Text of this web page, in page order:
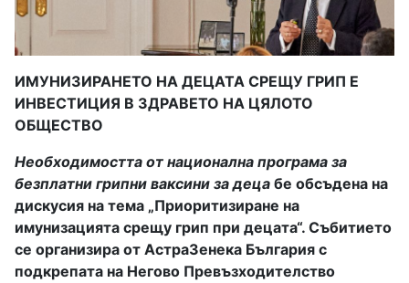
ИМУНИЗИРАНЕТО НА ДЕЦАТА СРЕЩУ ГРИП Е
ИНВЕСТИЦИЯ В ЗДРАВЕТО НА ЦЯЛОТО
ОБЩЕСТВО
Необходимостта от национална програма за
безплатни грипни ваксини за деца бе обсъдена на
дискусия на тема „Приоритизиране на
имунизацията срещу грип при децата“. Събитието
се организира от АстраЗенека България с
подкрепата на Негово Превъзходителство